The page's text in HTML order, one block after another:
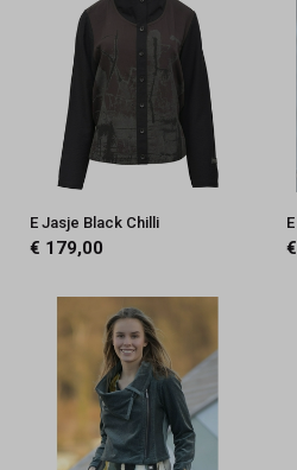
E Jasje Black Chilli
€ 179,00